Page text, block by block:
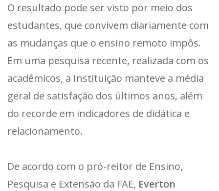
O resultado pode ser visto por meio dos
estudantes, que convivem diariamente com
as mudanças que o ensino remoto impôs.
Em uma pesquisa recente, realizada com os
acadêmicos, a Instituição manteve a média
geral de satisfação dos últimos anos, além
do recorde em indicadores de didática e
relacionamento.
De acordo com o pró-reitor de Ensino,
Pesquisa e Extensão da FAE, Everton